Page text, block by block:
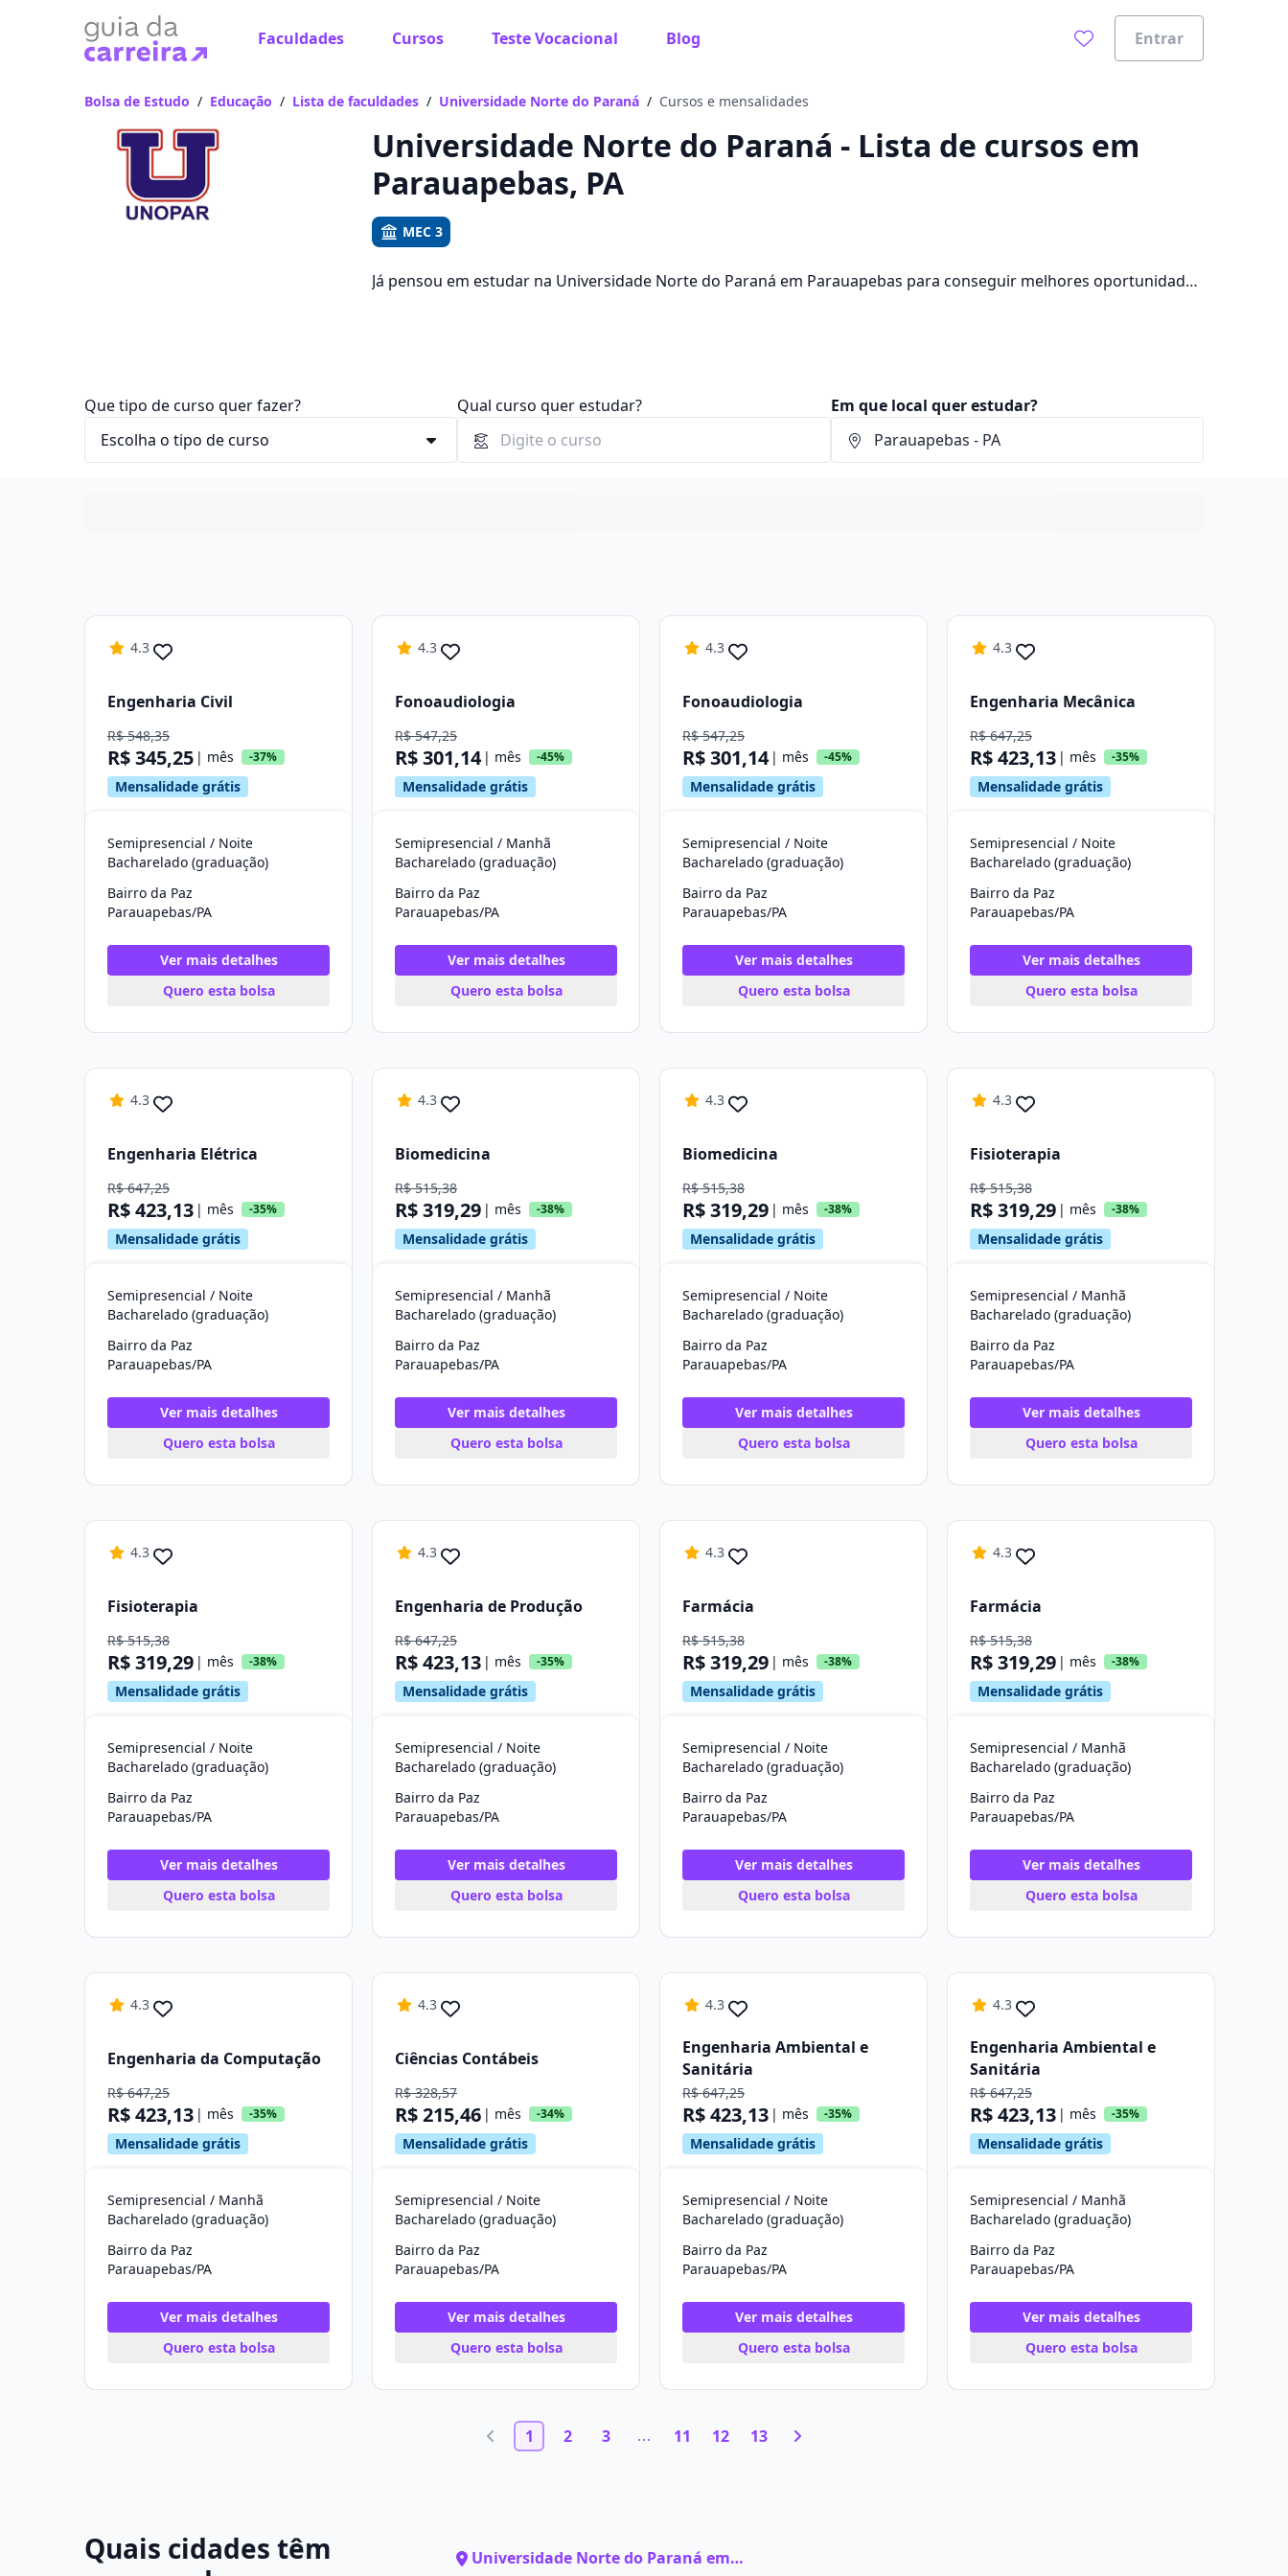
Faculdades Cursos Teste Vocacional Blog Entrar
Vamos te guiar no caminho ideal para seus estudos
Bolsa de Estudo / Educação / Lista de faculdades / Universidade Norte do Paraná / Cursos e mensalidades
Universidade Norte do Paraná - Lista de cursos em
Parauapebas, PA
MEC 3
Já pensou em estudar na Universidade Norte do Paraná em Parauapebas para conseguir melhores oportunidades
Que tipo de curso quer fazer? Qual curso quer estudar? Em que local quer estudar?
4.3
Engenharia Civil
R$ 548,35
R$ 345,25 | mês -37%
Mensalidade grátis
Semipresencial / Noite
Bacharelado (graduação)
Bairro da Paz
Parauapebas/PA
Ver mais detalhes
Quero esta bolsa
4.3
Fonoaudiologia
R$ 547,25
R$ 301,14 | mês -45%
Mensalidade grátis
Semipresencial / Manhã
Bacharelado (graduação)
Bairro da Paz
Parauapebas/PA
Ver mais detalhes
Quero esta bolsa
4.3
Fonoaudiologia
R$ 547,25
R$ 301,14 | mês -45%
Mensalidade grátis
Semipresencial / Noite
Bacharelado (graduação)
Bairro da Paz
Parauapebas/PA
Ver mais detalhes
Quero esta bolsa
4.3
Engenharia Mecânica
R$ 647,25
R$ 423,13 | mês -35%
Mensalidade grátis
Semipresencial / Noite
Bacharelado (graduação)
Bairro da Paz
Parauapebas/PA
Ver mais detalhes
Quero esta bolsa
4.3
Engenharia Elétrica
R$ 647,25
R$ 423,13 | mês -35%
Mensalidade grátis
Semipresencial / Noite
Bacharelado (graduação)
Bairro da Paz
Parauapebas/PA
Ver mais detalhes
Quero esta bolsa
4.3
Biomedicina
R$ 515,38
R$ 319,29 | mês -38%
Mensalidade grátis
Semipresencial / Manhã
Bacharelado (graduação)
Bairro da Paz
Parauapebas/PA
Ver mais detalhes
Quero esta bolsa
4.3
Biomedicina
R$ 515,38
R$ 319,29 | mês -38%
Mensalidade grátis
Semipresencial / Noite
Bacharelado (graduação)
Bairro da Paz
Parauapebas/PA
Ver mais detalhes
Quero esta bolsa
4.3
Fisioterapia
R$ 515,38
R$ 319,29 | mês -38%
Mensalidade grátis
Semipresencial / Manhã
Bacharelado (graduação)
Bairro da Paz
Parauapebas/PA
Ver mais detalhes
Quero esta bolsa
4.3
Fisioterapia
R$ 515,38
R$ 319,29 | mês -38%
Mensalidade grátis
Semipresencial / Noite
Bacharelado (graduação)
Bairro da Paz
Parauapebas/PA
Ver mais detalhes
Quero esta bolsa
4.3
Engenharia de Produção
R$ 647,25
R$ 423,13 | mês -35%
Mensalidade grátis
Semipresencial / Noite
Bacharelado (graduação)
Bairro da Paz
Parauapebas/PA
Ver mais detalhes
Quero esta bolsa
4.3
Farmácia
R$ 515,38
R$ 319,29 | mês -38%
Mensalidade grátis
Semipresencial / Noite
Bacharelado (graduação)
Bairro da Paz
Parauapebas/PA
Ver mais detalhes
Quero esta bolsa
4.3
Farmácia
R$ 515,38
R$ 319,29 | mês -38%
Mensalidade grátis
Semipresencial / Manhã
Bacharelado (graduação)
Bairro da Paz
Parauapebas/PA
Ver mais detalhes
Quero esta bolsa
4.3
Engenharia da Computação
R$ 647,25
R$ 423,13 | mês -35%
Mensalidade grátis
Semipresencial / Manhã
Bacharelado (graduação)
Bairro da Paz
Parauapebas/PA
Ver mais detalhes
Quero esta bolsa
4.3
Ciências Contábeis
R$ 328,57
R$ 215,46 | mês -34%
Mensalidade grátis
Semipresencial / Noite
Bacharelado (graduação)
Bairro da Paz
Parauapebas/PA
Ver mais detalhes
Quero esta bolsa
4.3
Engenharia Ambiental e
Sanitária
R$ 647,25
R$ 423,13 | mês -35%
Mensalidade grátis
Semipresencial / Noite
Bacharelado (graduação)
Bairro da Paz
Parauapebas/PA
Ver mais detalhes
Quero esta bolsa
4.3
Engenharia Ambiental e
Sanitária
R$ 647,25
R$ 423,13 | mês -35%
Mensalidade grátis
Semipresencial / Manhã
Bacharelado (graduação)
Bairro da Paz
Parauapebas/PA
Ver mais detalhes
Quero esta bolsa
1 2 3 11 12 13
Quais cidades têm
Universidade Norte do Paraná em